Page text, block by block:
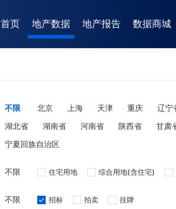
首页 地产数据 地产报告 数据商城
不限 北京 上海 天津 重庆
辽宁
湖北省
湖南省 河南省 陕西省
甘肃
宁夏回族自治区
不限 住宅用地 综合用地(含住宅)
不限 招标 拍卖 挂牌